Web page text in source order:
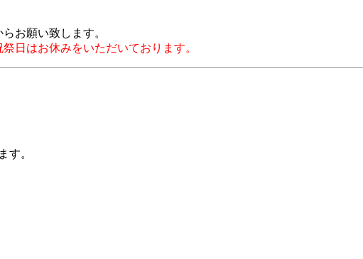
お願い致します。
日はお休みをいただいております。
す。